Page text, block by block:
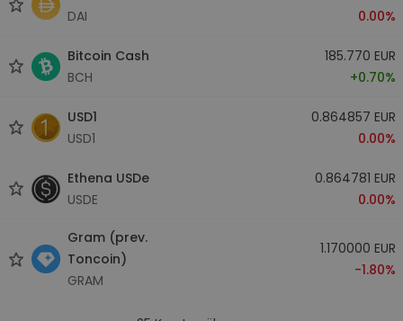
DAI
0.00%
Bitcoin Cash
BCH
185.770 EUR
+0.70%
USD1
USD1
0.864857 EUR
0.00%
Ethena USDe
USDE
0.864781 EUR
0.00%
Gram (prev.
Toncoin)
GRAM
1.170000 EUR
-1.80%